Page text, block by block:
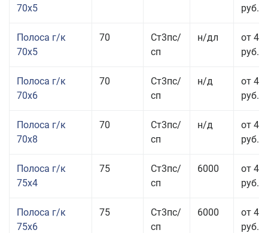
70x5
руб.
Полоса г/к
70x5
70
Ст3пс/
сп
н/дл
от 44
руб.
Полоса г/к
70x6
70
Ст3пс/
сп
н/д
от 43
руб.
Полоса г/к
70x8
70
Ст3пс/
сп
н/д
от 43
руб.
Полоса г/к
75x4
75
Ст3пс/
сп
6000
от 42
руб.
Полоса г/к
75x6
75
Ст3пс/
сп
6000
от 42
руб.